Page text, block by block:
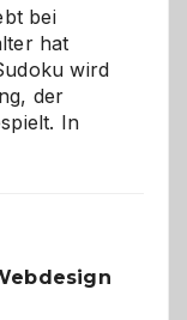
bei
hat
wird
der
In